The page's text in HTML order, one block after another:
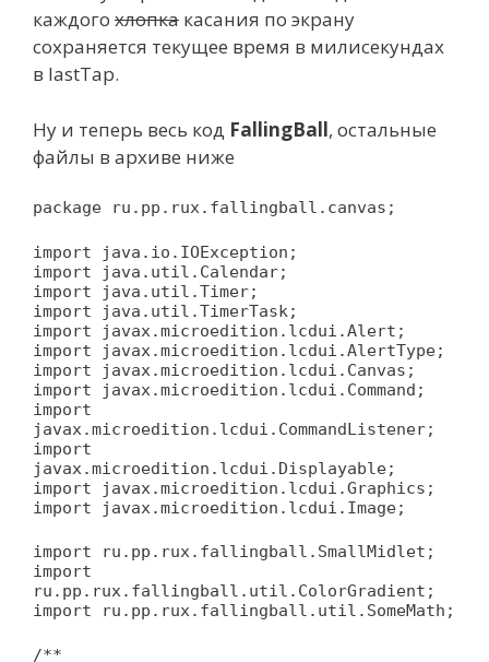
каждого хлопка касания по экрану
сохраняется текущее время в милисекундах
в lastTap.
Ну и теперь весь код FallingBall, остальные
файлы в архиве ниже
package ru.pp.rux.fallingball.canvas;
import java.io.IOException;
import java.util.Calendar;
import java.util.Timer;
import java.util.TimerTask;
import javax.microedition.lcdui.Alert;
import javax.microedition.lcdui.AlertType;
import javax.microedition.lcdui.Canvas;
import javax.microedition.lcdui.Command;
import
javax.microedition.lcdui.CommandListener;
import
javax.microedition.lcdui.Displayable;
import javax.microedition.lcdui.Graphics;
import javax.microedition.lcdui.Image;
import ru.pp.rux.fallingball.SmallMidlet;
import
ru.pp.rux.fallingball.util.ColorGradient;
import ru.pp.rux.fallingball.util.SomeMath;
/**